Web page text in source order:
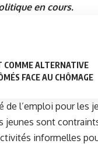
en cours.
COMME ALTERNATIVE
FACE AU CHÔMAGE
de l’emploi pour
jeunes sont
informelles